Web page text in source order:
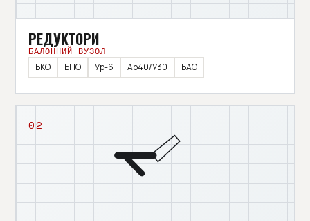
РЕДУКТОРИ
БАЛОННИЙ ВУЗОЛ
БКО
БПО Ур-6 Ар40/У30 БАО
02